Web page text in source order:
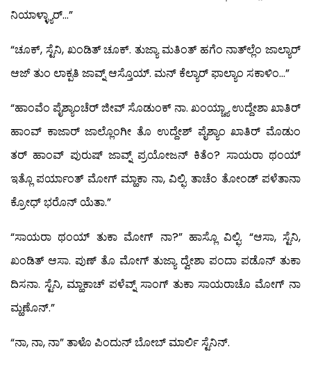
ನಿಯಾಳ್ಳ್ಯಾರ್…”
“ಚೂಕ್, ಸ್ಟೆನಿ, ಖಂಡಿತ್ ಚೂಕ್. ತುಜ್ಯಾ ಮತಿಂತ್ ಹಗೆಂ ನಾತ್‍ಲ್ಲೆಂ ಜಾಲ್ಯಾರ್
ಆಜ್ ತುಂ ಲಾಕ್ಪತಿ ಜಾವ್ನ್ ಆಸ್ತೊಯ್. ಮನ್ ಕೆಲ್ಯಾರ್ ಫಾಲ್ಯಾಂ ಸಕಾಳಿಂ…”
“ಹಾಂವೆಂ ಪೈಶ್ಯಾಂಚೆರ್ ಜೀವ್ ಸೊಡುಂಕ್ ನಾ. ಖಂಯ್ಚ್ಯಾ ಉದ್ದೇಶಾ ಖಾತಿರ್
ಹಾಂವ್ ಕಾಜಾರ್ ಜಾಲ್ಲೊಂಗೀ ತೊ ಉದ್ದೇಶ್ ಪೈಶ್ಯಾಂ ಖಾತಿರ್ ಮೊಡುಂ
ತರ್ ಹಾಂವ್ ಪುರುಷ್ ಜಾವ್ನ್ ಪ್ರಯೋಜನ್ ಕಿತೆಂ? ಸಾಯರಾ ಥಂಯ್
ಇತ್ಲೊ ಪರ್ಯಾಂತ್ ಮೋಗ್ ಮ್ಹಾಕಾ ನಾ, ವಿಲ್ಫಿ. ತಾಚೆಂ ತೋಂಡ್ ಪಳೆತಾನಾ
ಕ್ರೋಧ್ ಭರೊನ್ ಯೆತಾ.”
“ಸಾಯರಾ ಥಂಯ್ ತುಕಾ ಮೋಗ್ ನಾ?” ಹಾಸ್ಲೊ ವಿಲ್ಫಿ. “ಆಸಾ, ಸ್ಟೆನಿ,
ಖಂಡಿತ್ ಆಸಾ. ಪುಣ್ ತೊ ಮೋಗ್ ತುಜ್ಯಾ ದ್ವೇಶಾ ಪಂದಾ ಪಡೊನ್ ತುಕಾ
ದಿಸನಾ. ಸ್ಟೆನಿ, ಮ್ಹಾಕಾಚ್ ಪಳೆವ್ನ್ ಸಾಂಗ್ ತುಕಾ ಸಾಯರಾಚೊ ಮೋಗ್ ನಾ
ಮ್ಹಣೊನ್.”
“ನಾ, ನಾ, ನಾ” ತಾಳೊ ಪಿಂದುನ್ ಬೋಬ್ ಮಾರ್ಲಿ ಸ್ಟೆನಿನ್.